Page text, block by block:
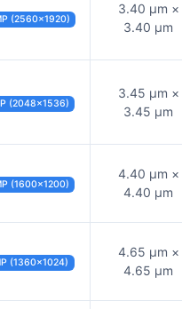
(2560×1920)
3.40 µm ×
3.40 µm
(2048×1536)
3.45 µm ×
3.45 µm
(1600×1200)
4.40 µm ×
4.40 µm
(1360×1024)
4.65 µm ×
4.65 µm